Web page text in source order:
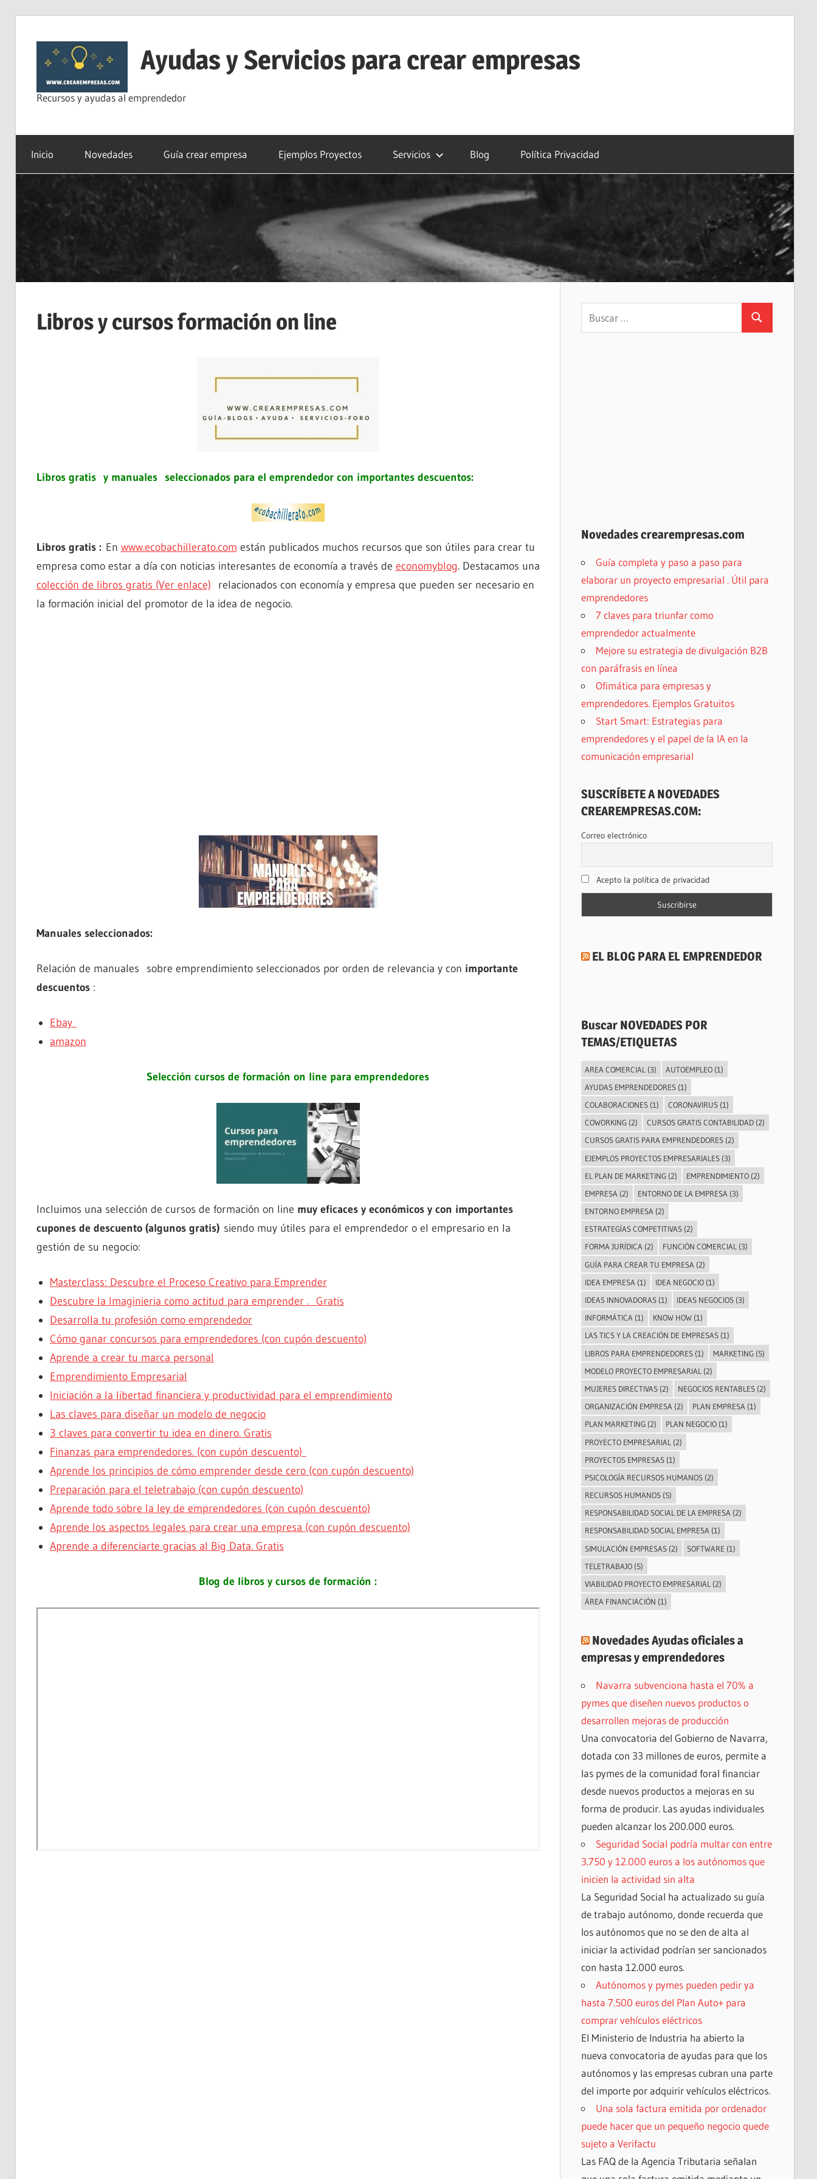
contenido
Ayudas y Servicios para crear empresas
Recursos y ayudas al emprendedor
Inicio Novedades Guía crear empresa Ejemplos Proyectos Servicios Blog Política Privacidad
Libros y cursos formación on line
Libros gratis y manuales seleccionados para el emprendedor con importantes descuentos:
Libros gratis : En www.ecobachillerato.com están publicados muchos recursos que son útiles para crear tu
empresa como estar a día con noticias interesantes de economía a través de economyblog. Destacamos una
colección de libros gratis (Ver enlace) relacionados con economía y empresa que pueden ser necesario en
la formación inicial del promotor de la idea de negocio.
Manuales seleccionados:
Relación de manuales sobre emprendimiento seleccionados por orden de relevancia y con importante
descuentos:
Ebay
amazon
Selección cursos de formación on line para emprendedores
Incluimos una selección de cursos de formación on line muy eficaces y económicos y con importantes
cupones de descuento (algunos gratis)siendo muy útiles para el emprendedor o el empresario en la
gestión de su negocio:
Masterclass: Descubre el Proceso Creativo para Emprender
Descubre la Imaginieria como actitud para emprender . Gratis
Desarrolla tu profesión como emprendedor
Cómo ganar concursos para emprendedores (con cupón descuento)
Aprende a crear tu marca personal
Emprendimiento Empresarial
Iniciación a la libertad financiera y productividad para el emprendimiento
Las claves para diseñar un modelo de negocio
3 claves para convertir tu idea en dinero. Gratis
Finanzas para emprendedores. (con cupón descuento)
Aprende los principios de cómo emprender desde cero (con cupón descuento)
Preparación para el teletrabajo (con cupón descuento)
Aprende todo sobre la ley de emprendedores (con cupón descuento)
Aprende los aspectos legales para crear una empresa (con cupón descuento)
Aprende a diferenciarte gracias al Big Data. Gratis
Blog de libros y cursos de formación :
Buscar
Novedades crearempresas.com
Guía completa y paso a paso para
elaborar un proyecto empresarial . Útil para
emprendedores
7 claves para triunfar como
emprendedor actualmente
Mejore su estrategia de divulgación B2B
con paráfrasis en línea
Ofimática para empresas y
emprendedores. Ejemplos Gratuitos
Start Smart: Estrategias para
emprendedores y el papel de la IA en la
comunicación empresarial
SUSCRÍBETE A NOVEDADES
CREAREMPRESAS.COM:
Correo electrónico
Acepto la política de privacidad
EL BLOG PARA EL EMPRENDEDOR
Buscar NOVEDADES POR
TEMAS/ETIQUETAS
AREA COMERCIAL (3) AUTOEMPLEO (1)
AYUDAS EMPRENDEDORES (1)
COLABORACIONES (1) CORONAVIRUS (1)
COWORKING (2) CURSOS GRATIS CONTABILIDAD (2)
CURSOS GRATIS PARA EMPRENDEDORES (2)
EJEMPLOS PROYECTOS EMPRESARIALES (3)
EL PLAN DE MARKETING (2) EMPRENDIMIENTO (2)
EMPRESA (2) ENTORNO DE LA EMPRESA (3)
ENTORNO EMPRESA (2)
ESTRATEGÍAS COMPETITIVAS (2)
FORMA JURÍDICA (2) FUNCIÓN COMERCIAL (3)
GUÍA PARA CREAR TU EMPRESA (2)
IDEA EMPRESA (1) IDEA NEGOCIO (1)
IDEAS INNOVADORAS (1) IDEAS NEGOCIOS (3)
INFORMÁTICA (1) KNOW HOW (1)
LAS TICS Y LA CREACIÓN DE EMPRESAS (1)
LIBROS PARA EMPRENDEDORES (1) MARKETING (5)
MODELO PROYECTO EMPRESARIAL (2)
MUJERES DIRECTIVAS (2) NEGOCIOS RENTABLES (2)
ORGANIZACIÓN EMPRESA (2) PLAN EMPRESA (1)
PLAN MARKETING (2) PLAN NEGOCIO (1)
PROYECTO EMPRESARIAL (2)
PROYECTOS EMPRESAS (1)
PSICOLOGÍA RECURSOS HUMANOS (2)
RECURSOS HUMANOS (5)
RESPONSABILIDAD SOCIAL DE LA EMPRESA (2)
RESPONSABILIDAD SOCIAL EMPRESA (1)
SIMULACIÓN EMPRESAS (2) SOFTWARE (1)
TELETRABAJO (5)
VIABILIDAD PROYECTO EMPRESARIAL (2)
ÁREA FINANCIACIÓN (1)
Novedades Ayudas oficiales a
empresas y emprendedores
Navarra subvenciona hasta el 70% a
pymes que diseñen nuevos productos o
desarrollen mejoras de producción
Una convocatoria del Gobierno de Navarra,
dotada con 33 millones de euros, permite a
las pymes de la comunidad foral financiar
desde nuevos productos a mejoras en su
forma de producir. Las ayudas individuales
pueden alcanzar los 200.000 euros.
Seguridad Social podría multar con entre
3.750 y 12.000 euros a los autónomos que
inicien la actividad sin alta
La Seguridad Social ha actualizado su guía
de trabajo autónomo, donde recuerda que
los autónomos que no se den de alta al
iniciar la actividad podrían ser sancionados
con hasta 12.000 euros.
Autónomos y pymes pueden pedir ya
hasta 7.500 euros del Plan Auto+ para
comprar vehículos eléctricos
El Ministerio de Industria ha abierto la
nueva convocatoria de ayudas para que los
autónomos y las empresas cubran una parte
del importe por adquirir vehículos eléctricos.
Una sola factura emitida por ordenador
puede hacer que un pequeño negocio quede
sujeto a Verifactu
Las FAQ de la Agencia Tributaria señalan